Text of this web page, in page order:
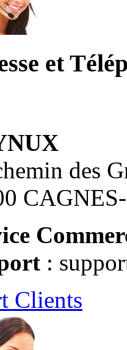
et
des
:
Clients